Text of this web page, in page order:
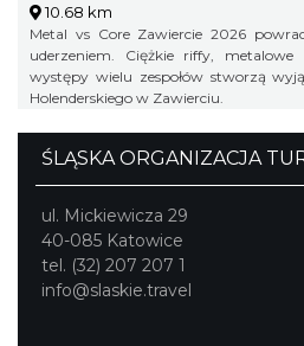
10.68 km
Metal vs Core Zawiercie 2026
uderzeniem. Ciężkie riffy,
występy wielu zespołów stworzą
Holenderskiego w Zawierciu.
ŚLĄSKA ORGANIZACJA
ul. Mickiewicza 29
40-085 Katowice
tel. (32) 207 207 1
info@slaskie.travel